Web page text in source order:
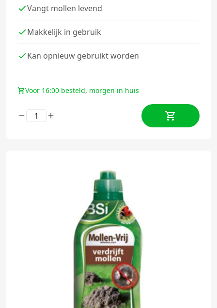
Vangt mollen levend
Makkelijk in gebruik
Kan opnieuw gebruikt worden
Voor 16:00 besteld, morgen in huis